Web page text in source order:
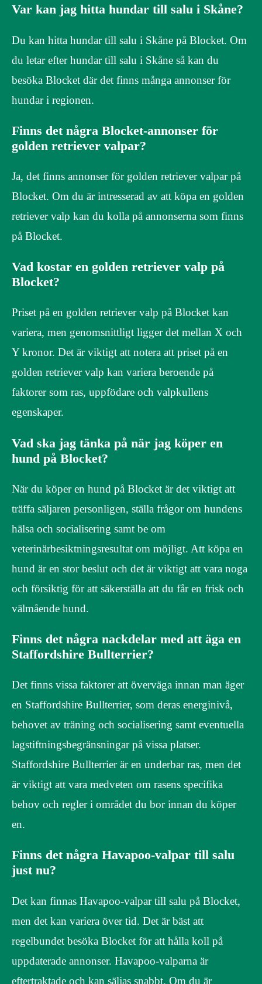
Var kan jag hitta hundar till salu i Skåne?
Du kan hitta hundar till salu i Skåne på Blocket. Om
du letar efter hundar till salu i Skåne så kan du
besöka Blocket där det finns många annonser för
hundar i regionen.
Finns det några Blocket-annonser för
golden retriever valpar?
Ja, det finns annonser för golden retriever valpar på
Blocket. Om du är intresserad av att köpa en golden
retriever valp kan du kolla på annonserna som finns
på Blocket.
Vad kostar en golden retriever valp på
Blocket?
Priset på en golden retriever valp på Blocket kan
variera, men genomsnittligt ligger det mellan X och
Y kronor. Det är viktigt att notera att priset på en
golden retriever valp kan variera beroende på
faktorer som ras, uppfödare och valpkullens
egenskaper.
Vad ska jag tänka på när jag köper en
hund på Blocket?
När du köper en hund på Blocket är det viktigt att
träffa säljaren personligen, ställa frågor om hundens
hälsa och socialisering samt be om
veterinärbesiktningsresultat om möjligt. Att köpa en
hund är en stor beslut och det är viktigt att vara noga
och försiktig för att säkerställa att du får en frisk och
välmående hund.
Finns det några nackdelar med att äga en
Staffordshire Bullterrier?
Det finns vissa faktorer att överväga innan man äger
en Staffordshire Bullterrier, som deras energinivå,
behovet av träning och socialisering samt eventuella
lagstiftningsbegränsningar på vissa platser.
Staffordshire Bullterrier är en underbar ras, men det
är viktigt att vara medveten om rasens specifika
behov och regler i området du bor innan du köper
en.
Finns det några Havapoo-valpar till salu
just nu?
Det kan finnas Havapoo-valpar till salu på Blocket,
men det kan variera över tid. Det är bäst att
regelbundet besöka Blocket för att hålla koll på
uppdaterade annonser. Havapoo-valparna är
eftertraktade och kan säljas snabbt. Om du är